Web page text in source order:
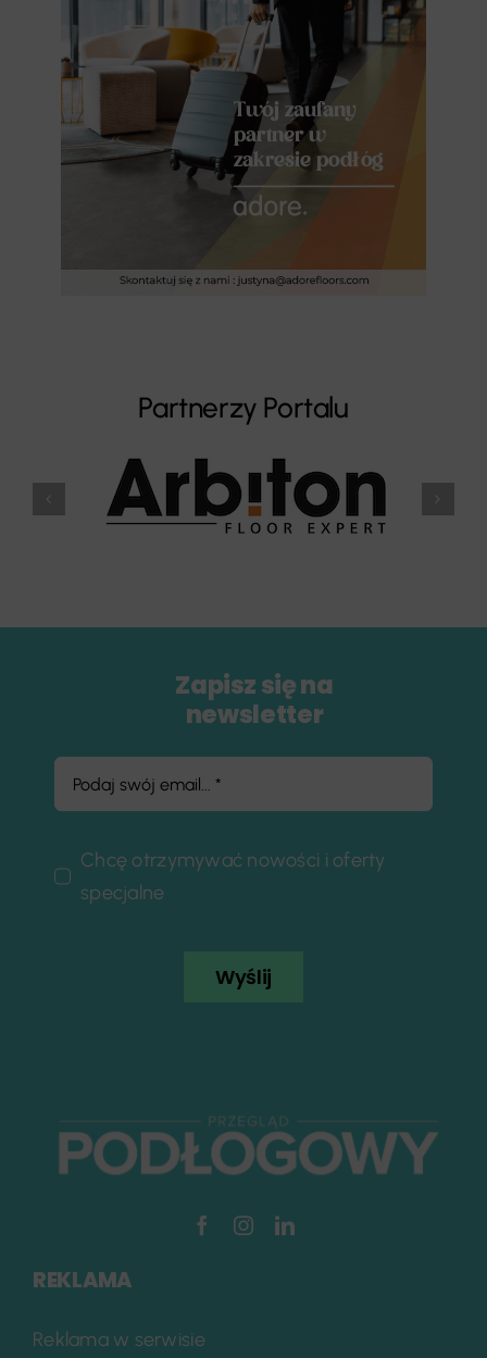
Partnerzy Portalu
Zapisz się na
newsletter
Chcę otrzymywać nowości i oferty
specjalne
Wyślij
REKLAMA
Reklama w serwisie